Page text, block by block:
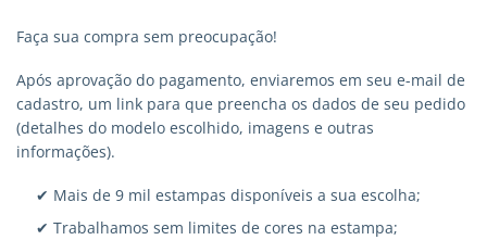
Faça sua compra sem preocupação!
Após aprovação do pagamento, enviaremos em seu e-mail de
cadastro, um link para que preencha os dados de seu pedido
(detalhes do modelo escolhido, imagens e outras
informações).
✔ Mais de 9 mil estampas disponíveis a sua escolha;
✔ Trabalhamos sem limites de cores na estampa;